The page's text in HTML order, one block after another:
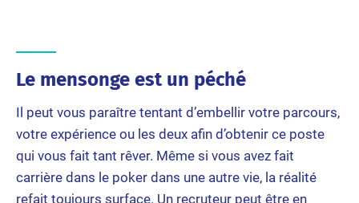
Le mensonge est un péché
Il peut vous paraître tentant d’embellir votre parcours,
votre expérience ou les deux afin d’obtenir ce poste
qui vous fait tant rêver. Même si vous avez fait
carrière dans le poker dans une autre vie, la réalité
refait toujours surface. Un recruteur peut être en